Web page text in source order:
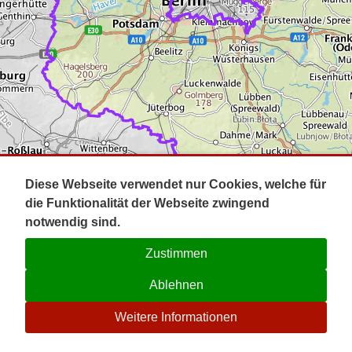
Impressum
Kontakt
☉
Diese Webseite verwendet nur Cookies, welche für
die Funktionalität der Webseite zwingend
notwendig sind.
Zustimmen
Ablehnen
Weitere Informationen